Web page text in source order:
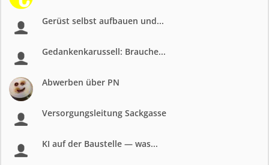
Gerüst selbst aufbauen und...
Gedankenkarussell: Brauche...
Abwerben über PN
Versorgungsleitung Sackgasse
KI auf der Baustelle — was...